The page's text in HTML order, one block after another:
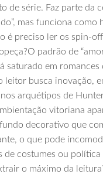
de série. Faz parte da
mas funciona como
é preciso ler os
padrão de
saturado em romances
leitor busca inovação,
arquétipos de Hunter
vitoriana
decorativo que
o que pode
de costumes ou política
o máximo da